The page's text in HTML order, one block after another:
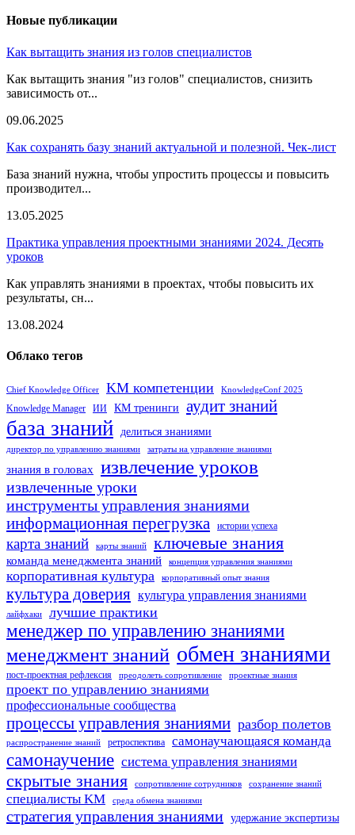
Новые публикации
Как вытащить знания из голов специалистов
Как вытащить знания "из голов" специалистов, снизить
зависимость от...
09.06.2025
Как сохранять базу знаний актуальной и полезной. Чек-лист
База знаний нужна, чтобы упростить процессы и повысить
производител...
13.05.2025
Практика управления проектными знаниями 2024. Десять
уроков
Как управлять знаниями в проектах, чтобы повысить их
результаты, сн...
13.08.2024
Облако тегов
Chief Knowledge Officer KM компетенции KnowledgeConf 2025
Knowledge Manager ИИ КМ тренинги аудит знаний
база знаний делиться знаниями
директор по управлению знаниями затраты на управление знаниями
знания в головах извлечение уроков
извлеченные уроки
инструменты управления знаниями
информационная перегрузка
истории успеха
карта знаний карты знаний ключевые знания
команда менеджмента знаний концепция управления знаниями
корпоративная культура корпоративный опыт знания
культура доверия культура управления знаниями
лайфхаки лучшие практики
менеджер по управлению знаниями
менеджмент знаний обмен знаниями
пост-проектная рефлексия преодолеть сопротивление проектные знания
проект по управлению знаниями
профессиональные сообщества
процессы управления знаниями разбор полетов
распространение знаний ретроспектива самонаучающаяся команда
самонаучение система управления знаниями
скрытые знания сопротивление сотрудников сохранение знаний
специалисты KM среда обмена знаниями
стратегия управления знаниями удержание экспертизы